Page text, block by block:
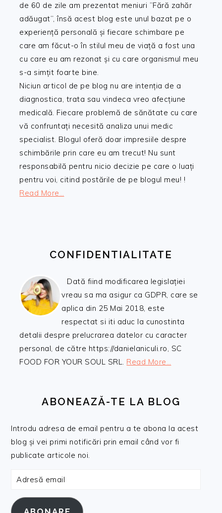
de 60 de zile am prezentat meniuri ”Fără zahăr
adăugat”, însă acest blog este unul bazat pe o
experiență personală și fiecare schimbare pe
care am făcut-o în stilul meu de viață a fost una
cu care eu am rezonat și cu care organismul meu
s-a simțit foarte bine.
Niciun articol de pe blog nu are intenția de a
diagnostica, trata sau vindeca vreo afecțiune
medicală. Fiecare problemă de sănătate cu care
vă confruntați necesită analiza unui medic
specialist. Blogul oferă doar impresiile despre
schimbările prin care eu am trecut! Nu sunt
responsabilă pentru nicio decizie pe care o luați
pentru voi, citind postările de pe blogul meu! !
Read More…
CONFIDENTIALITATE
Dată fiind modificarea legislației
vreau sa ma asigur ca GDPR, care se
aplica din 25 Mai 2018, este
respectat si iti aduc la cunostinta
detalii despre prelucrarea datelor cu caracter
personal, de către https://danielaniculi.ro, SC
FOOD FOR YOUR SOUL SRL. Read More…
ABONEAZĂ-TE LA BLOG
Introdu adresa de email pentru a te abona la acest
blog și vei primi notificări prin email când vor fi
publicate articole noi.
Adresă